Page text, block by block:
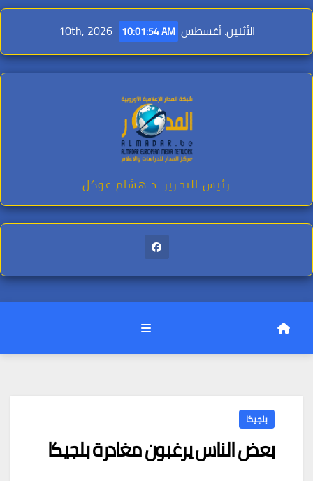
Skip
content
الأثنين. أغسطس 10th, 2026 10:01:56 AM
رئيس التحرير .د هشام عوكل
بلجيكا
بعض الناس يرغبون مغادرة بلجيكا